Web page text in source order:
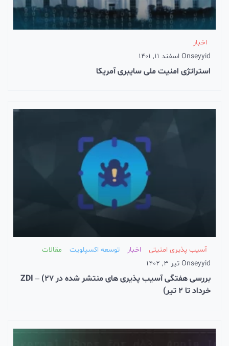
seyyid
On اسفند 11, 1401
استراتژی امنیت ملی سایبری آمریکا
آسیب پذیری امنیتی اخبار توسعه اکسپلویت
مقالات
seyyid
On تیر 3, 1402
بررسی هفتگی آسیب پذیری های منتشر شده در ZDI – (27
خرداد تا 2 تیر)